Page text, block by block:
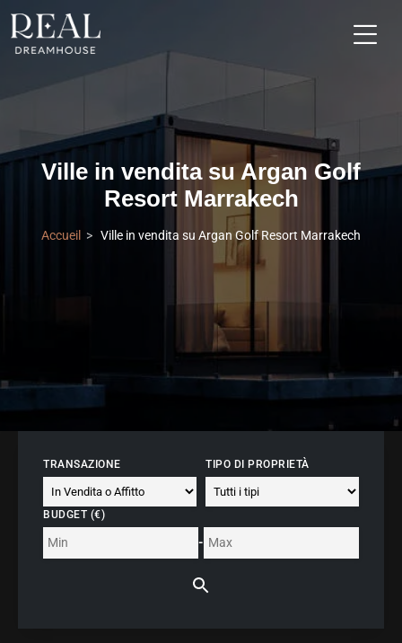
Ville in vendita su Argan Golf
Resort Marrakech
Accueil Ville in vendita su Argan Golf Resort Marrakech
TRANSAZIONE TIPO DI PROPRIETÀ
BUDGET (€)
-